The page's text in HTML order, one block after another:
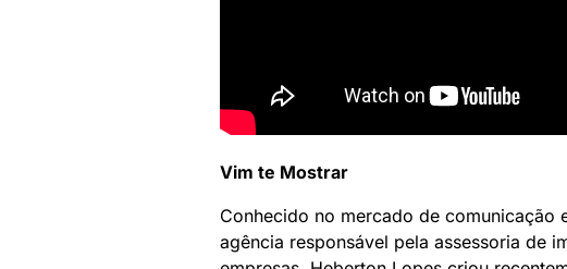
Vim te Mostrar
Conhecido no mercado de comunicação
agência responsável pela assessoria de